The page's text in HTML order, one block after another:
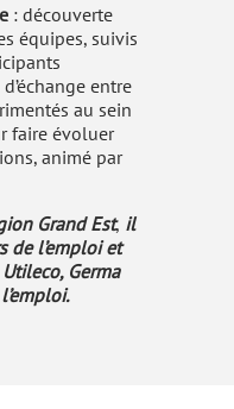
: découverte
équipes, suivis
entre
au sein
faire évoluer
animé par
Grand Est, il
de l’emploi et
Germa